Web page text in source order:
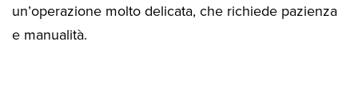
un’operazione molto delicata, che richiede pazienza
e manualità.